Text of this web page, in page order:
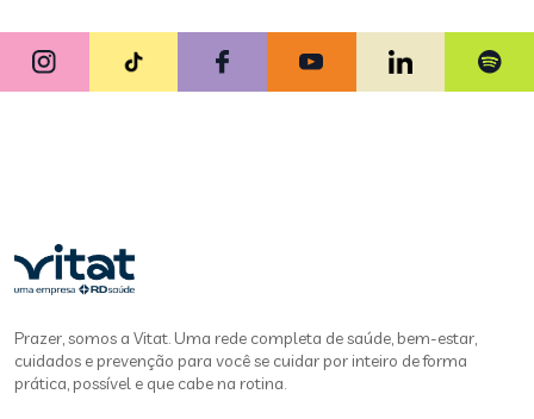
Prazer, somos a Vitat. Uma rede completa de saúde, bem-estar,
cuidados e prevenção para você se cuidar por inteiro de forma
prática, possível e que cabe na rotina.